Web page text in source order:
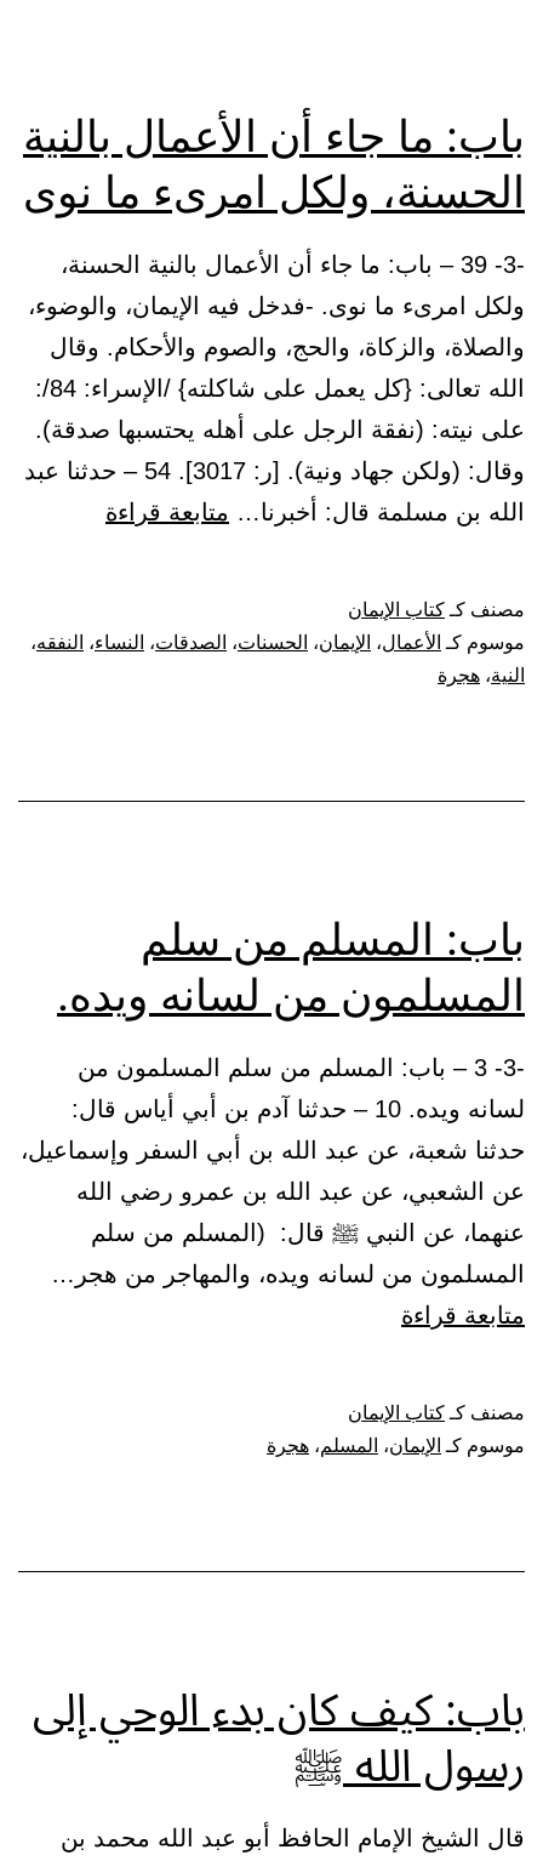
باب: ما جاء أن الأعمال بالنية
الحسنة، ولكل امرىء ما نوى
-3- 39 – باب: ما جاء أن الأعمال بالنية الحسنة،
ولكل امرىء ما نوى. -فدخل فيه الإيمان، والوضوء،
والصلاة، والزكاة، والحج، والصوم والأحكام. وقال
الله تعالى: {كل يعمل على شاكلته} /الإسراء: 84/:
على نيته: (نفقة الرجل على أهله يحتسبها صدقة).
وقال: (ولكن جهاد ونية). [ر: 3017]. 54 – حدثنا عبد
الله بن مسلمة قال: أخبرنا… متابعة قراءة
أن
ولكل
مصنف كـكتاب الإيمان
موسوم كـ الأعمال، الإيمان، الحسنات، الصدقات، النساء، النفقه،
النية، هجرة
باب: المسلم من سلم
المسلمون من لسانه ويده.
-3- 3 – باب: المسلم من سلم المسلمون من
لسانه ويده. 10 – حدثنا آدم بن أبي أياس قال:
حدثنا شعبة، عن عبد الله بن أبي السفر وإسماعيل،
عن الشعبي، عن عبد الله بن عمرو رضي الله
عنهما، عن النبي ﷺ قال: (المسلم من سلم
المسلمون من لسانه ويده، والمهاجر من هجر…
متابعة قراءة
سلم
مصنف كـ كتاب الإيمان
موسوم كـ الإيمان، المسلم، هجرة
باب: كيف كان بدء الوحي إلى
رسول الله ﷺ
قال الشيخ الإمام الحافظ أبو عبد الله محمد بن